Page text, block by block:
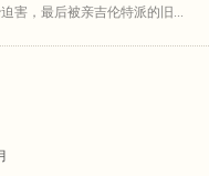
害，最后被亲吉伦特派的旧...